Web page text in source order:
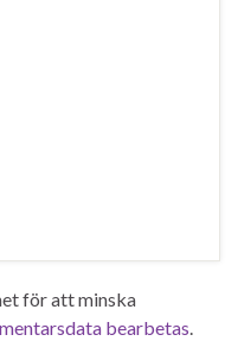
för att minska
bearbetas.